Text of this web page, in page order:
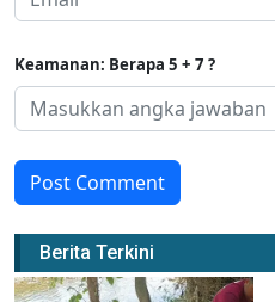
Keamanan: Berapa 5 + 7 ?
Post Comment
Berita Terkini